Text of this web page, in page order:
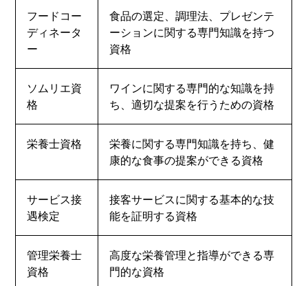
フードコー
ディネータ
ー
食品の選定、調理法、プレゼンテ
ーションに関する専門知識を持つ
資格
ソムリエ資
格
ワインに関する専門的な知識を持
ち、適切な提案を行うための資格
栄養士資格
栄養に関する専門知識を持ち、健
康的な食事の提案ができる資格
サービス接
遇検定
接客サービスに関する基本的な技
能を証明する資格
管理栄養士
資格
高度な栄養管理と指導ができる専
門的な資格